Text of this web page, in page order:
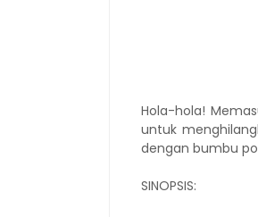
Hola-hola!
untuk
dengan bumbu
SINOPSIS: